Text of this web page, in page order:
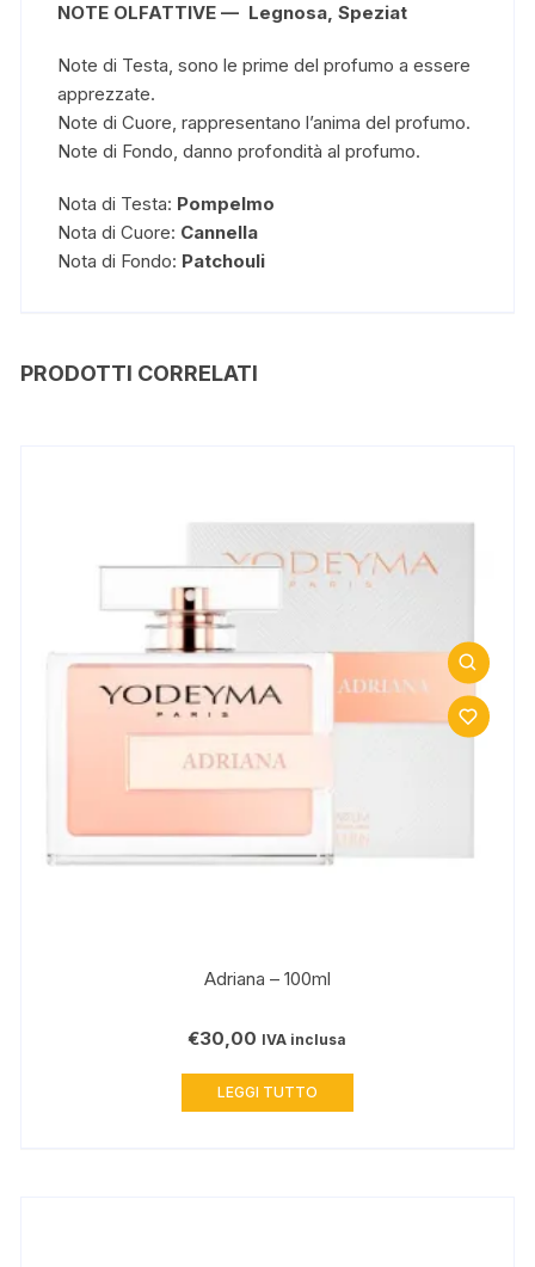
NOTE OLFATTIVE — Legnosa, Speziat
Note di Testa, sono le prime del profumo a essere
apprezzate.
Note di Cuore, rappresentano l’anima del profumo.
Note di Fondo, danno profondità al profumo.
Nota di Testa: Pompelmo
Nota di Cuore: Cannella
Nota di Fondo: Patchouli
PRODOTTI CORRELATI
Adriana – 100ml
€30,00 IVA inclusa
LEGGI TUTTO